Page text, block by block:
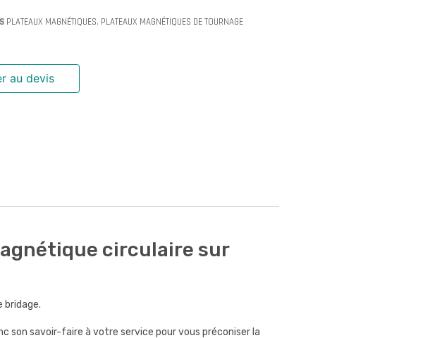
PLATEAUX MAGNÉTIQUES, PLATEAUX MAGNÉTIQUES DE TOURNAGE
au devis
circulaire sur
bridage.
son savoir-faire à votre service pour vous préconiser la